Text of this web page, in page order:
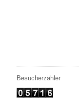
Besucherzähler